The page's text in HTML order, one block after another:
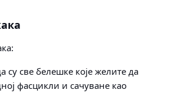
су све белешке које желите да
фасцикли и сачуване као